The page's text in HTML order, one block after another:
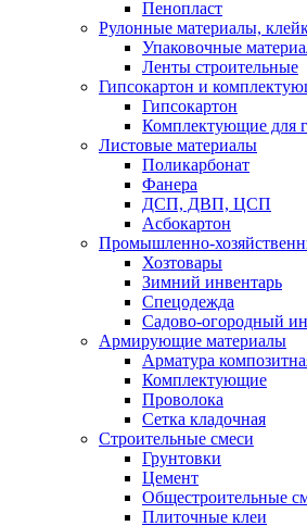
Пенопласт
Рулонные материалы,
Упаковочные
Ленты строительные
Гипсокартон и
Гипсокартон
Комплектующие для
Листовые материалы
Поликарбонат
Фанера
ДСП, ДВП, ЦСП
Асбокартон
Промышленно-
Хозтовары
Зимний инвентарь
Спецодежда
Садово-огородный
Армирующие материалы
Арматура
Комплектующие
Проволока
Сетка кладочная
Строительные смеси
Грунтовки
Цемент
Общестроительные
Плиточные клеи